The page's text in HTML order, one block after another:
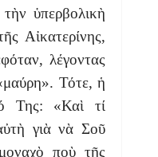
ὑπερβολικὴ
Αἰκατερίνης,
λέγοντας
Τότε, ἡ
Της: «Καὶ τί
γιὰ νὰ Σοῦ
ποὺ τῆς